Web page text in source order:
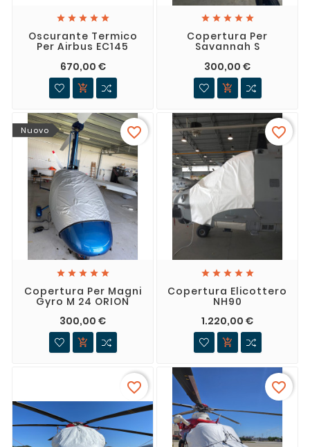
    
Oscurante Termico
Per Airbus EC145
670,00 €

    
Copertura Per
Savannah S
300,00 €

Nuovo
    
Copertura Per Magni
Gyro M 24 ORION
300,00 €

favorite_border
    
Copertura Elicottero
NH90
1.220,00 €

favorite_border
favorite_border favorite_border